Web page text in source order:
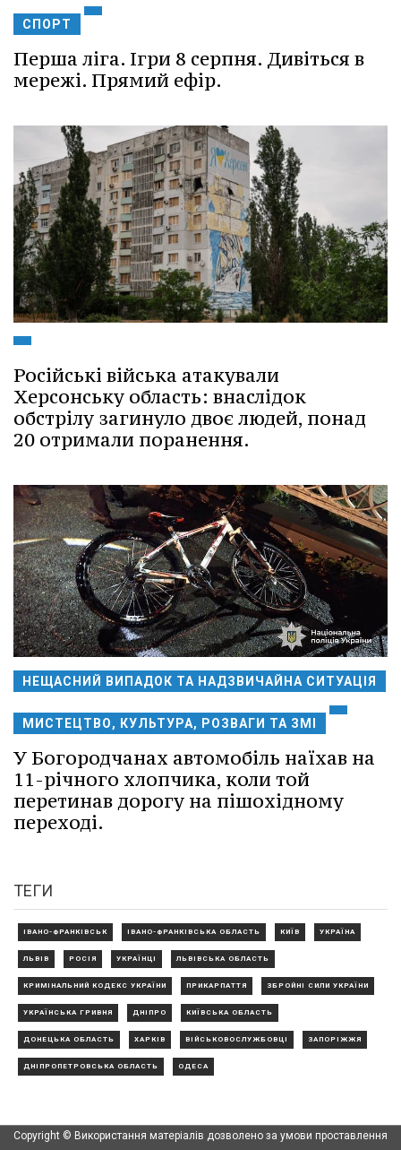
СПОРТ
Перша ліга. Ігри 8 серпня. Дивіться в
мережі. Прямий ефір.
Російські війська атакували
Херсонську область: внаслідок
обстрілу загинуло двоє людей, понад
20 отримали поранення.
НЕЩАСНИЙ ВИПАДОК ТА НАДЗВИЧАЙНА СИТУАЦІЯ
МИСТЕЦТВО, КУЛЬТУРА, РОЗВАГИ ТА ЗМІ
У Богородчанах автомобіль наїхав на
11-річного хлопчика, коли той
перетинав дорогу на пішохідному
переході.
ТЕГИ
ІВАНО-ФРАНКІВСЬК ІВАНО-ФРАНКІВСЬКА ОБЛАСТЬ КИЇВ УКРАЇНА
ЛЬВІВ РОСІЯ УКРАЇНЦІ ЛЬВІВСЬКА ОБЛАСТЬ
КРИМІНАЛЬНИЙ КОДЕКС УКРАЇНИ ПРИКАРПАТТЯ ЗБРОЙНІ СИЛИ УКРАЇНИ
УКРАЇНСЬКА ГРИВНЯ ДНІПРО КИЇВСЬКА ОБЛАСТЬ
ДОНЕЦЬКА ОБЛАСТЬ ХАРКІВ ВІЙСЬКОВОСЛУЖБОВЦІ ЗАПОРІЖЖЯ
ДНІПРОПЕТРОВСЬКА ОБЛАСТЬ ОДЕСА
Copyright © Використання матеріалів дозволено за умови проставлення